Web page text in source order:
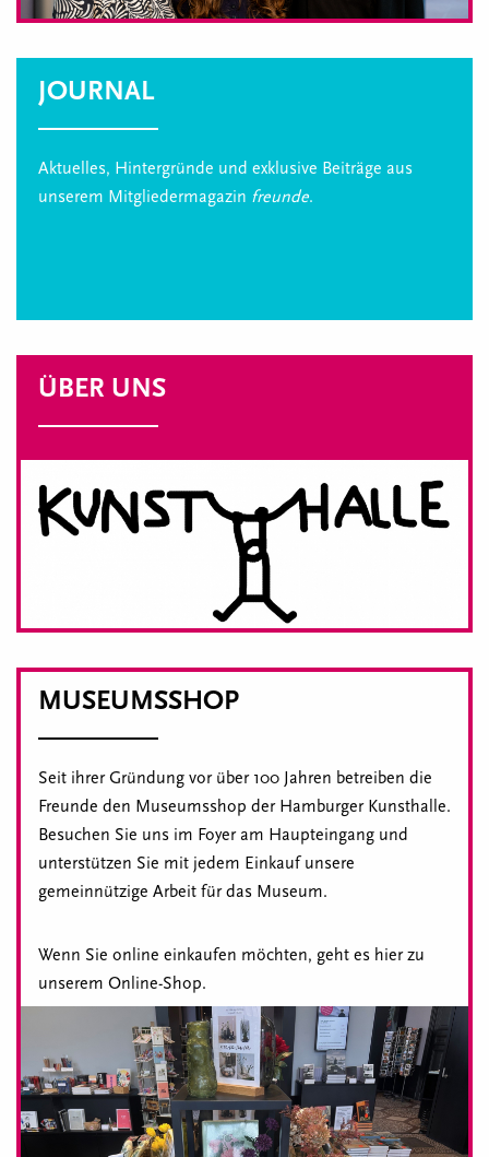
JOURNAL
Aktuelles, Hintergründe und exklusive Beiträge aus
unserem Mitgliedermagazin freunde.
ÜBER UNS
MUSEUMSSHOP
Seit ihrer Gründung vor über 100 Jahren betreiben die
Freunde den Museumsshop der Hamburger Kunsthalle.
Besuchen Sie uns im Foyer am Haupteingang und
unterstützen Sie mit jedem Einkauf unsere
gemeinnützige Arbeit für das Museum.
Wenn Sie online einkaufen möchten, geht es hier zu
unserem Online-Shop.